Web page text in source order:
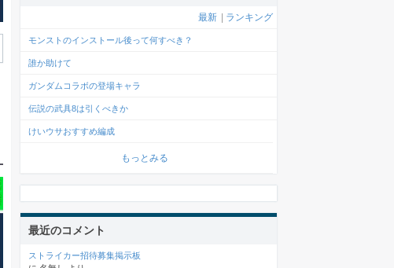
最新 ランキング
モンストのインストール後って何すべき？
誰か助けて
ガンダムコラボの登場キャラ
伝説の武具8は引くべきか
けいウサおすすめ編成
もっとみる
最近のコメント
ストライカー招待募集掲示板